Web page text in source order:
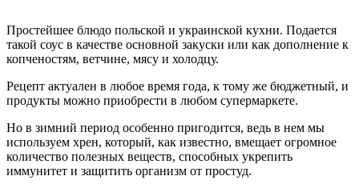
Простейшее блюдо польской и украинской кухни. Подается
такой соус в качестве основной закуски или как дополнение к
копченостям, ветчине, мясу и холодцу.
Рецепт актуален в любое время года, к тому же бюджетный, и
продукты можно приобрести в любом супермаркете.
Но в зимний период особенно пригодится, ведь в нем мы
используем хрен, который, как известно, вмещает огромное
количество полезных веществ, способных укрепить
иммунитет и защитить организм от простуд.